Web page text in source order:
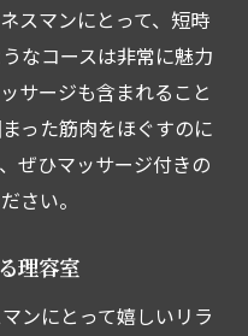
スマンにとって、短時
なコースは非常に魅力
サージも含まれること
った筋肉をほぐすのに
ぜひマッサージ付きの
さい。
理容室
ンにとって嬉しいリラ